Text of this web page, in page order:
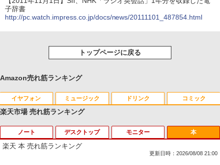
子辞書
http://pc.watch.impress.co.jp/docs/news/20111101_487854.html
トップページに戻る
Amazon売れ筋ランキング
イヤフォン
Anker Soundcore P40i オフホワイト
￥7,990
ミュージック
BRUCE WAYNE feat. Flo Milli, ATL Jacob
[Explicit]
ドリンク
by Amazon 天然水 ラベルレス 500ml ×24本
富士山の天然水 バナジウム含有 水 ミネラル
ウォーター ペットボトル 静岡県産 500ミリリ
コミック
薬屋のひとりごと 17巻 (デジタル版ビッグガ
ンガンコミックス)
楽天市場 売れ筋ランキング
ノート デスクトップ モニター 本
楽天 本 売れ筋ランキング
更新日時：2026/08/08 21:00